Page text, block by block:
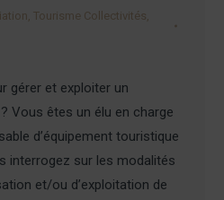
, Tourisme Collectivités,
gérer et exploiter un
Vous êtes un élu en charge
d’équipement touristique
interrogez sur les modalités
et/ou d’exploitation de